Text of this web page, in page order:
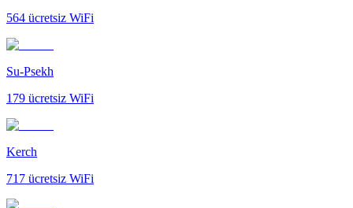
564 ücretsiz WiFi
Su-Psekh
179 ücretsiz WiFi
Kerch
717 ücretsiz WiFi